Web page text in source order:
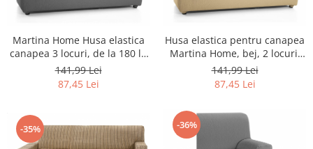
Camere video si sport
Home Cinema & Audio
Playere, Boxe & Casti
Telescoape & Optica
Bacanie
Ambalaje cadouri
Martina Home Husa elastica
canapea 3 locuri, de la 180 la
240 cm, Culoare Gri -
RESIGILAT
141,99 Lei
87,45 Lei
Husa elastica pentru canapea
Martina Home, bej, 2 locuri,
120 la 190 cm - RESIGILAT
141,99 Lei
87,45 Lei
-35% -36%